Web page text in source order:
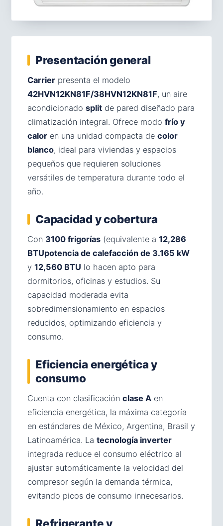
Presentación general
Carrier presenta el modelo
42HVN12KN81F/38HVN12KN81F, un aire
acondicionado split de pared diseñado para
climatización integral. Ofrece modo frío y
calor en una unidad compacta de color
blanco, ideal para viviendas y espacios
pequeños que requieren soluciones
versátiles de temperatura durante todo el
año.
Capacidad y cobertura
Con 3100 frigorías (equivalente a 12,286
BTUpotencia de calefacción de 3.165 kW
y 12,560 BTU lo hacen apto para
dormitorios, oficinas y estudios. Su
capacidad moderada evita
sobredimensionamiento en espacios
reducidos, optimizando eficiencia y
consumo.
Eficiencia energética y
consumo
Cuenta con clasificación clase A en
eficiencia energética, la máxima categoría
en estándares de México, Argentina, Brasil y
Latinoamérica. La tecnología inverter
integrada reduce el consumo eléctrico al
ajustar automáticamente la velocidad del
compresor según la demanda térmica,
evitando picos de consumo innecesarios.
Refrigerante y